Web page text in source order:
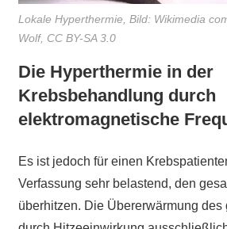
Lokale Hyperthermie, Bild: Wikimedia
Wolf, CC BY-SA 3.0
Die Hyperthermie in der
Krebsbehandlung durch
elektromagnetische
Es ist jedoch für einen
Verfassung sehr belastend, den
überhitzen. Die Übererwärmung des